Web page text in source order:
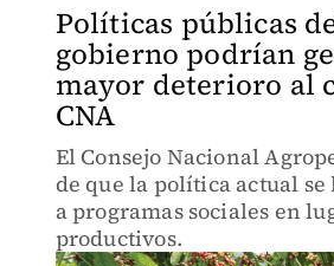
Políticas públicas
gobierno podrían
mayor deterioro al
CNA
El Consejo Nacional
de que la política actual
a programas sociales en
productivos.